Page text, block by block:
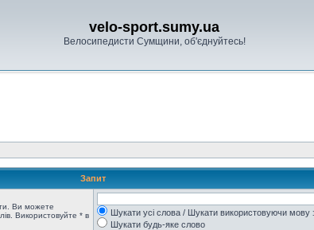
velo-sport.sumy.ua
Велосипедисти Сумщини, об'єднуйтесь!
Запит
Ви можете
Використовуйте * в
Шукати усі слова / Шукати використовуючи мову
Шукати будь-яке слово